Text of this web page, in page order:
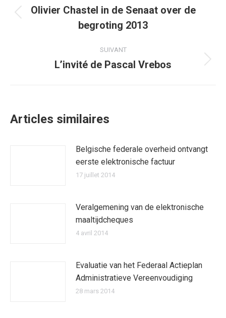
article
précédent
Olivier Chastel in de Senaat over de
begroting 2013
SUIVANT
Article
L’invité de Pascal Vrebos
Articles similaires
Belgische federale overheid ontvangt
eerste elektronische factuur
17 juillet 2014
Veralgemening van de elektronische
maaltijdcheques
4 avril 2014
Evaluatie van het Federaal Actieplan
Administratieve Vereenvoudiging
28 mars 2014